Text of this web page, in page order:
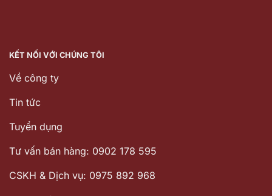
KẾT NỐI VỚI CHÚNG TÔI
Về công ty
Tin tức
Tuyển dụng
Tư vấn bán hàng: 0902 178 595
CSKH & Dịch vụ: 0975 892 968